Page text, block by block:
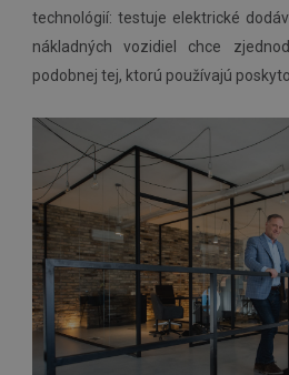
technológií: testuje elektrické
nákladných vozidiel chce
podobnej tej, ktorú používajú